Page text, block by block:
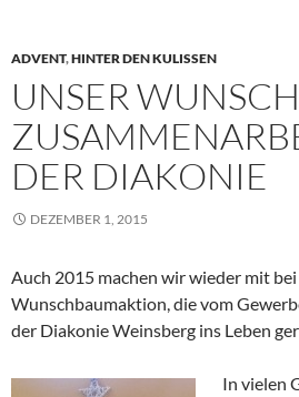
ADVENT,HINTER DEN KULISSEN
UNSER
DER DIAKONIE
DEZEMBER 1, 2015
Auch 2015 machen wir wieder mit
Wunschbaumaktion, die vom
der Diakonie Weinsberg ins Leben
In vielen